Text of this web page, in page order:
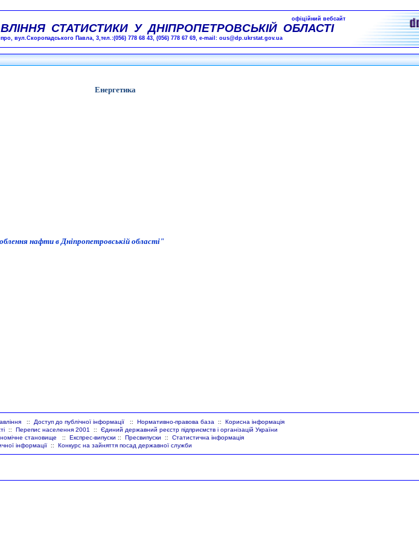
офіційний вебсайт
СТАТИСТИКИ У ДНІПРОПЕТРОВСЬКІЙ ОБЛАСТІ
вул.Скоропадського Павла, 3,тел.:(056) 778 68 43, (056) 778 67 69, e-mail: ous@dp.ukrstat.gov.ua
Енергетика
нафти вДніпропетровськійобласті"
:: Доступ до публічної інформації:: Нормативно-правова база:: Корисна інформація
:: Перепис населення 2001 :: Єдиний державний реєстр підприємств і організацій України
становище :: Експрес-випуски :: Пресвипуски :: Статистична інформація
інформації :: Конкурс на зайняття посад державної служби